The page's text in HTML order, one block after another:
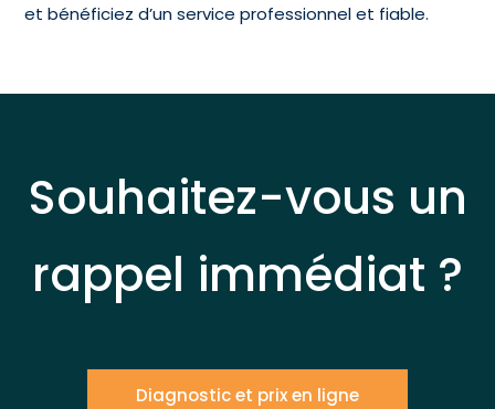
et bénéficiez d’un service professionnel et fiable.
Souhaitez-vous un
rappel immédiat ?
Diagnostic et prix en ligne